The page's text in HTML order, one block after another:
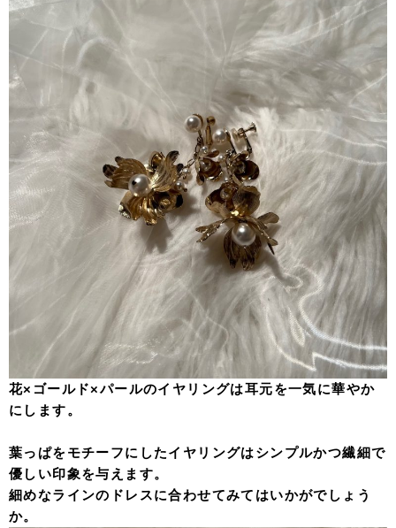
花×ゴールド×パールのイヤリングは耳元を一気に華やか
にします。
葉っぱをモチーフにしたイヤリングはシンプルかつ繊細で
優しい印象を与えます。
細めなラインのドレスに合わせてみてはいかがでしょう
か。